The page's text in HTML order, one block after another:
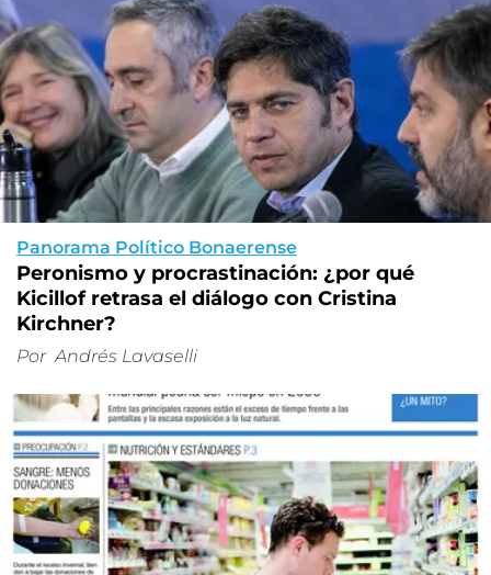
Panorama Político Bonaerense
Peronismo y procrastinación: ¿por qué
Kicillof retrasa el diálogo con Cristina
Kirchner?
Por Andrés Lavaselli